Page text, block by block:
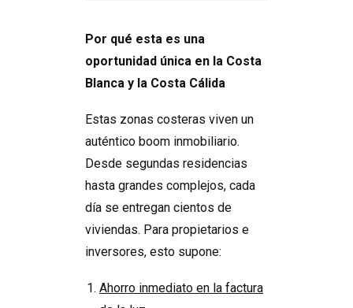
Por qué esta es una
oportunidad única en la Costa
Blanca y la Costa Cálida
Estas zonas costeras viven un
auténtico boom inmobiliario.
Desde segundas residencias
hasta grandes complejos, cada
día se entregan cientos de
viviendas. Para propietarios e
inversores, esto supone:
Ahorro inmediato en la factura